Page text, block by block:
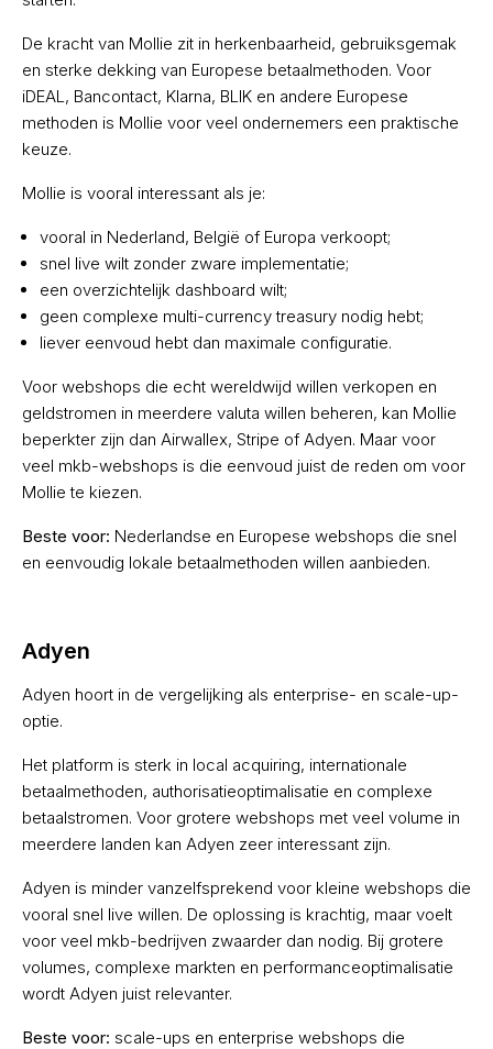
De kracht van Mollie zit in herkenbaarheid, gebruiksgemak
en sterke dekking van Europese betaalmethoden. Voor
iDEAL, Bancontact, Klarna, BLIK en andere Europese
methoden is Mollie voor veel ondernemers een praktische
keuze.
Mollie is vooral interessant als je:
vooral in Nederland, België of Europa verkoopt;
snel live wilt zonder zware implementatie;
een overzichtelijk dashboard wilt;
geen complexe multi-currency treasury nodig hebt;
liever eenvoud hebt dan maximale configuratie.
Voor webshops die echt wereldwijd willen verkopen en
geldstromen in meerdere valuta willen beheren, kan Mollie
beperkter zijn dan Airwallex, Stripe of Adyen. Maar voor
veel mkb-webshops is die eenvoud juist de reden om voor
Mollie te kiezen.
Beste voor: Nederlandse en Europese webshops die snel
en eenvoudig lokale betaalmethoden willen aanbieden.
Adyen
Adyen hoort in de vergelijking als enterprise- en scale-up-
optie.
Het platform is sterk in local acquiring, internationale
betaalmethoden, authorisatieoptimalisatie en complexe
betaalstromen. Voor grotere webshops met veel volume in
meerdere landen kan Adyen zeer interessant zijn.
Adyen is minder vanzelfsprekend voor kleine webshops die
vooral snel live willen. De oplossing is krachtig, maar voelt
voor veel mkb-bedrijven zwaarder dan nodig. Bij grotere
volumes, complexe markten en performanceoptimalisatie
wordt Adyen juist relevanter.
Beste voor: scale-ups en enterprise webshops die